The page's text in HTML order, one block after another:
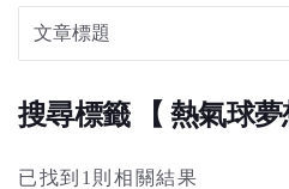
搜尋標籤 【 熱氣球夢
已找到1則相關結果